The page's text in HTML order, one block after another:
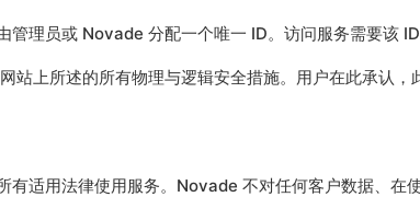
管理员或 Novade 分配一个唯一 ID。访问服务需要该 ID
站上所述的所有物理与逻辑安全措施。用户在此承认，
有适用法律使用服务。Novade 不对任何客户数据、在